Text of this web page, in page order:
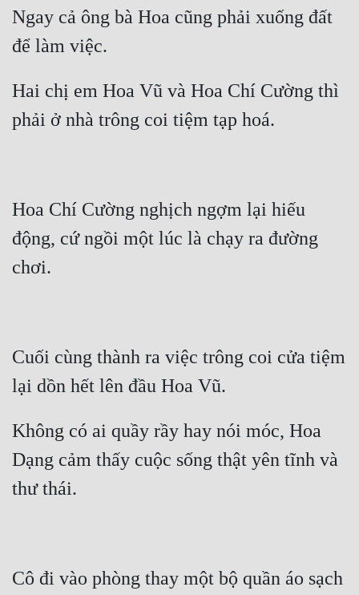
Thanh Xuân
Tiểu Thuyết
Trinh Thám
Vô Địch
Võ Hiệp
Xuyên Nhanh
Điền Văn
Ngay cả ông bà Hoa cũng phải xuống đất
để làm việc.
Hai chị em Hoa Vũ và Hoa Chí Cường thì
phải ở nhà trông coi tiệm tạp hoá.
Hoa Chí Cường nghịch ngợm lại hiếu
động, cứ ngồi một lúc là chạy ra đường
chơi.
Cuối cùng thành ra việc trông coi cửa tiệm
lại dồn hết lên đầu Hoa Vũ.
Không có ai quầy rầy hay nói móc, Hoa
Dạng cảm thấy cuộc sống thật yên tĩnh và
thư thái.
Cô đi vào phòng thay một bộ quần áo sạch